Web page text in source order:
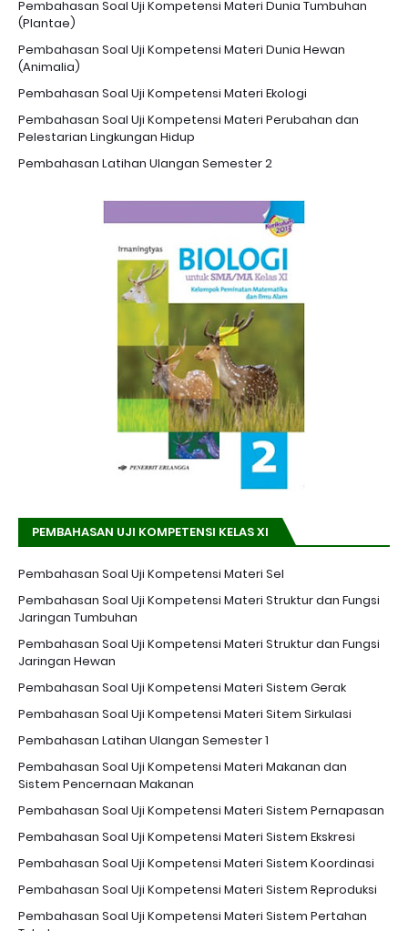
Pembahasan Soal Uji Kompetensi Materi Dunia Tumbuhan
(Plantae)
Pembahasan Soal Uji Kompetensi Materi Dunia Hewan
(Animalia)
Pembahasan Soal Uji Kompetensi Materi Ekologi
Pembahasan Soal Uji Kompetensi Materi Perubahan dan
Pelestarian Lingkungan Hidup
Pembahasan Latihan Ulangan Semester 2
PEMBAHASAN UJI KOMPETENSI KELAS XI
Pembahasan Soal Uji Kompetensi Materi Sel
Pembahasan Soal Uji Kompetensi Materi Struktur dan Fungsi
Jaringan Tumbuhan
Pembahasan Soal Uji Kompetensi Materi Struktur dan Fungsi
Jaringan Hewan
Pembahasan Soal Uji Kompetensi Materi Sistem Gerak
Pembahasan Soal Uji Kompetensi Materi Sitem Sirkulasi
Pembahasan Latihan Ulangan Semester 1
Pembahasan Soal Uji Kompetensi Materi Makanan dan
Sistem Pencernaan Makanan
Pembahasan Soal Uji Kompetensi Materi Sistem Pernapasan
Pembahasan Soal Uji Kompetensi Materi Sistem Ekskresi
Pembahasan Soal Uji Kompetensi Materi Sistem Koordinasi
Pembahasan Soal Uji Kompetensi Materi Sistem Reproduksi
Pembahasan Soal Uji Kompetensi Materi Sistem Pertahan